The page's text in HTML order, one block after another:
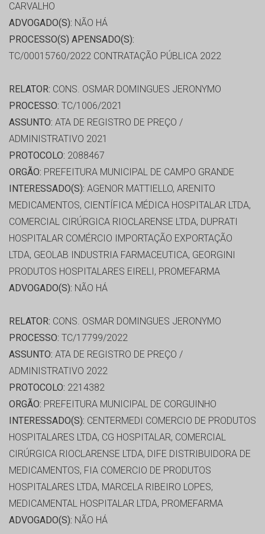
CARVALHO
ADVOGADO(S): NÃO HÁ
PROCESSO(S) APENSADO(S):
TC/00015760/2022 CONTRATAÇÃO PÚBLICA 2022
RELATOR: CONS. OSMAR DOMINGUES JERONYMO
PROCESSO: TC/1006/2021
ASSUNTO: ATA DE REGISTRO DE PREÇO /
ADMINISTRATIVO 2021
PROTOCOLO: 2088467
ORGÃO: PREFEITURA MUNICIPAL DE CAMPO GRANDE
INTERESSADO(S): AGENOR MATTIELLO, ARENITO
MEDICAMENTOS, CIENTÍFICA MÉDICA HOSPITALAR LTDA,
COMERCIAL CIRÚRGICA RIOCLARENSE LTDA, DUPRATI
HOSPITALAR COMÉRCIO IMPORTAÇÃO EXPORTAÇÃO
LTDA, GEOLAB INDUSTRIA FARMACEUTICA, GEORGINI
PRODUTOS HOSPITALARES EIRELI, PROMEFARMA
ADVOGADO(S): NÃO HÁ
RELATOR: CONS. OSMAR DOMINGUES JERONYMO
PROCESSO: TC/17799/2022
ASSUNTO: ATA DE REGISTRO DE PREÇO /
ADMINISTRATIVO 2022
PROTOCOLO: 2214382
ORGÃO: PREFEITURA MUNICIPAL DE CORGUINHO
INTERESSADO(S): CENTERMEDI COMERCIO DE PRODUTOS
HOSPITALARES LTDA, CG HOSPITALAR, COMERCIAL
CIRÚRGICA RIOCLARENSE LTDA, DIFE DISTRIBUIDORA DE
MEDICAMENTOS, FIA COMERCIO DE PRODUTOS
HOSPITALARES LTDA, MARCELA RIBEIRO LOPES,
MEDICAMENTAL HOSPITALAR LTDA, PROMEFARMA
ADVOGADO(S): NÃO HÁ